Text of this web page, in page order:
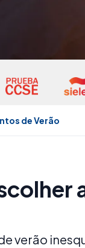
de Verão
verão